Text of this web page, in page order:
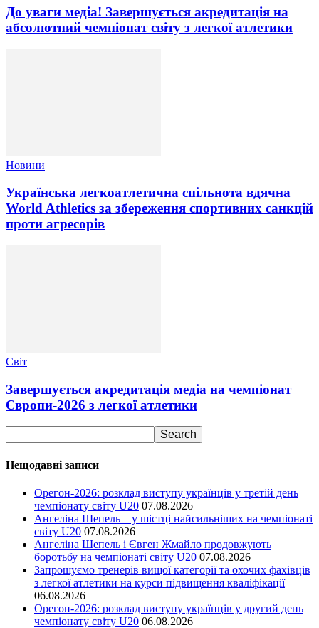
До уваги медіа! Завершується акредитація на
абсолютний чемпіонат світу з легкої атлетики
Новини
Українська легкоатлетична спільнота вдячна
World Athletics за збереження спортивних санкцій
проти агресорів
Світ
Завершується акредитація медіа на чемпіонат
Європи-2026 з легкої атлетики
Нещодавні записи
Орегон-2026: розклад виступу українців у третій день
чемпіонату світу U20 07.08.2026
Ангеліна Шепель – у шістці найсильніших на чемпіонаті
світу U20 07.08.2026
Ангеліна Шепель і Євген Жмайло продовжують
боротьбу на чемпіонаті світу U20 07.08.2026
Запрошуємо тренерів вищої категорії та охочих фахівців
з легкої атлетики на курси підвищення кваліфікації
06.08.2026
Орегон-2026: розклад виступу українців у другий день
чемпіонату світу U20 06.08.2026